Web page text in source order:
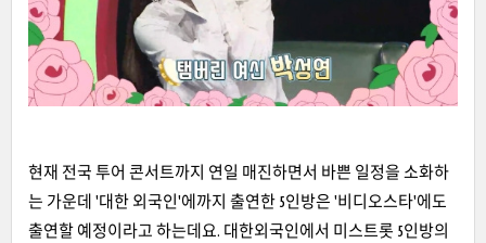
현재 전국 투어 콘서트까지 연일 매진하면서 바쁜 일정을 소화하
는 가운데 '대한 외국인'에까지 출연한 5인방은 '비디오스타'에도
출연할 예정이라고 하는데요. 대한외국인에서 미스트롯 5인방의